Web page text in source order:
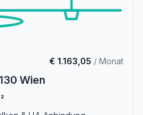
€ 1.163,05 / Monat
Wien